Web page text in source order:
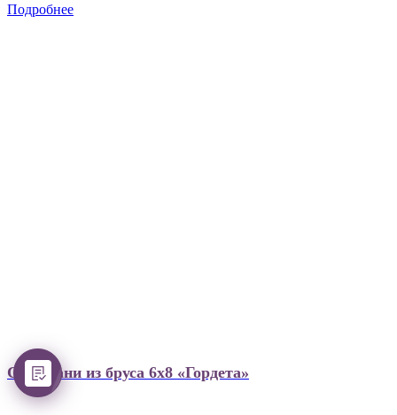
Подробнее
Сруб бани из бруса 6х8 «Гордета»